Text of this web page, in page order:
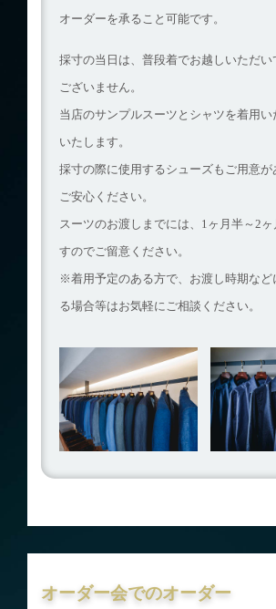
オーダーを承ること可能です。
採寸の当日は、普段着でお越しいただい
ございません。
当店のサンプルスーツとシャツを着用い
いたします。
採寸の際に使用するシューズもご用意が
ご安心ください。
スーツのお渡しまでには、1ヶ月半～2ヶ
すのでご留意ください。
※着用予定のある方で、お渡し時期など
る場合等はお気軽にご相談ください。
オーダー会でのオーダー